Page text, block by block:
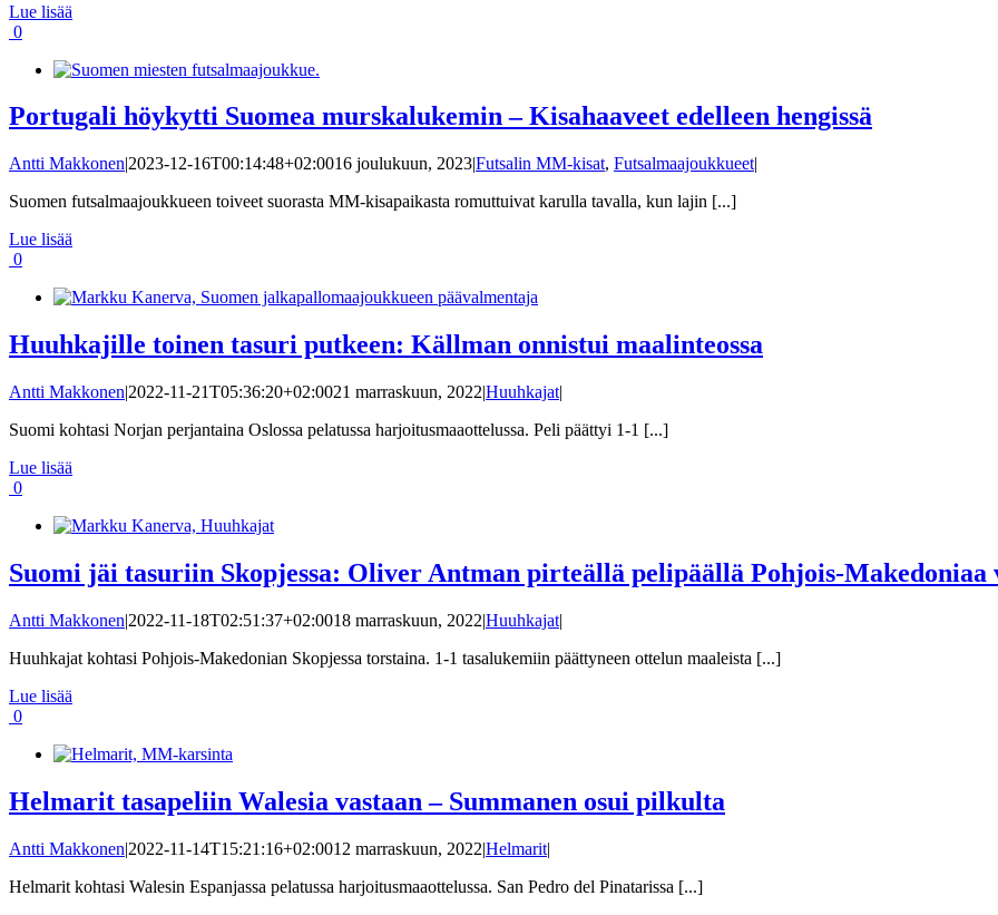
Lue lisää
0
Portugali höykytti Suomea murskalukemin – Kisahaaveet edelleen hengissä
Antti Makkonen|2023-12-16T00:14:48+02:0016 joulukuun, 2023|Futsalin MM-kisat, Futsalmaajoukkueet|
Suomen futsalmaajoukkueen toiveet suorasta MM-kisapaikasta romuttuivat karulla tavalla, kun lajin [...]
Lue lisää
0
Huuhkajille toinen tasuri putkeen: Källman onnistui maalinteossa
Antti Makkonen|2022-11-21T05:36:20+02:0021 marraskuun, 2022|Huuhkajat|
Suomi kohtasi Norjan perjantaina Oslossa pelatussa harjoitusmaaottelussa. Peli päättyi 1-1 [...]
Lue lisää
0
Suomi jäi tasuriin Skopjessa: Oliver Antman pirteällä pelipäällä Pohjois-Makedoniaa
Antti Makkonen|2022-11-18T02:51:37+02:0018 marraskuun, 2022|Huuhkajat|
Huuhkajat kohtasi Pohjois-Makedonian Skopjessa torstaina. 1-1 tasalukemiin päättyneen ottelun maaleista [...]
Lue lisää
0
Helmarit tasapeliin Walesia vastaan – Summanen osui pilkulta
Antti Makkonen|2022-11-14T15:21:16+02:0012 marraskuun, 2022|Helmarit|
Helmarit kohtasi Walesin Espanjassa pelatussa harjoitusmaaottelussa. San Pedro del Pinatarissa [...]